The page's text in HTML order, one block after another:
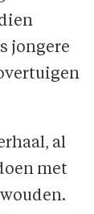
jongere
al
met